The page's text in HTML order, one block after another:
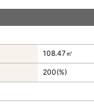
108.47㎡
200(%)